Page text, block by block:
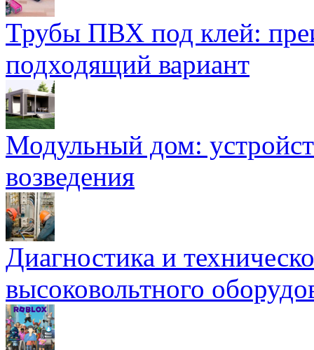
Трубы ПВХ под клей:
подходящий вариант
Модульный дом:
возведения
Диагностика и
высоковольтного